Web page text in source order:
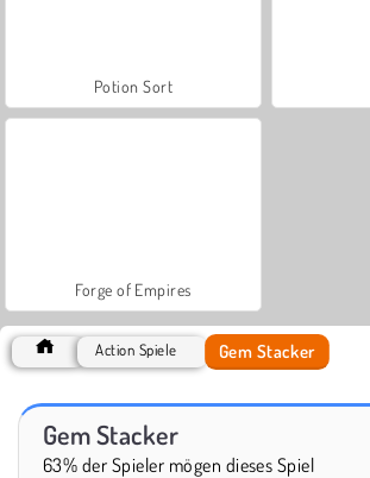
Potion Sort
Forge of Empires
Action Spiele Gem Stacker
Gem Stacker
63% der Spieler mögen dieses Spiel